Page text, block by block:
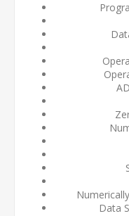
Data